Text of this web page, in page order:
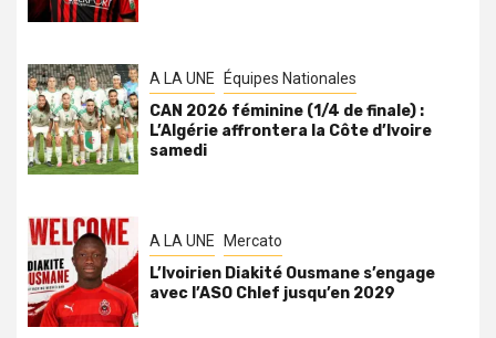
A LA UNE Équipes Nationales
CAN 2026 féminine (1/4 de finale) :
L’Algérie affrontera la Côte d’Ivoire
samedi
A LA UNE Mercato
L’Ivoirien Diakité Ousmane s’engage
avec l’ASO Chlef jusqu’en 2029